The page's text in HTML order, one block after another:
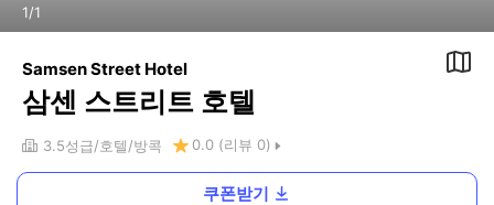
1/1
Samsen Street Hotel
삼센 스트리트 호텔
3.5성급 호텔 방콕 0.0 (리뷰 0)
쿠폰받기